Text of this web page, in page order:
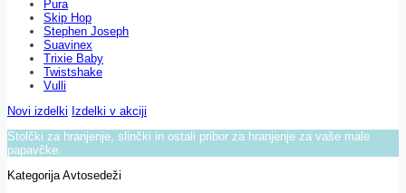
Pura
Skip Hop
Stephen Joseph
Suavinex
Trixie Baby
Twistshake
Vulli
Novi izdelki Izdelki v akciji
Stolčki za hranjenje, slinčki in ostali pribor za hranjenje za vaše male
papavčke.
Kategorija Avtosedeži